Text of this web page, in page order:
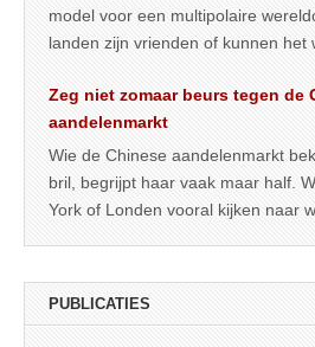
model voor een multipolaire
landen zijn vrienden of kunnen het
Zeg niet zomaar beurs tegen de
aandelenmarkt
Wie de Chinese aandelenmarkt
bril, begrijpt haar vaak maar half.
York of Londen vooral kijken naar
PUBLICATIES